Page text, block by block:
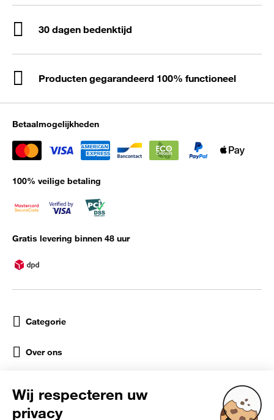
30 dagen bedenktijd
Producten gegarandeerd 100% functioneel
Betaalmogelijkheden
100% veilige betaling
Gratis levering binnen 48 uur
Categorie
Over ons
Sociale netwerken